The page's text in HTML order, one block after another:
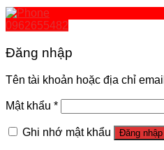
0962655482
Đăng nhập
Tên tài khoản hoặc địa chỉ email
Mật khẩu *
Ghi nhớ mật khẩu Đăng nhập